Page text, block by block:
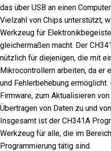
das über USB an einen
Vielzahl von Chips unterstützt,
Werkzeug für
gleichermaßen macht. Der
nützlich für diejenigen, die mit
Mikrocontrollern arbeiten, da er
und Fehlerbehebung ermöglicht.
Firmware, zum Aktualisieren
Übertragen von Daten zu und
Insgesamt ist der CH341A
Werkzeug für alle, die im
Programmierung tätig sind.